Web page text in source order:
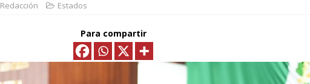
[ abril 15, 2026 ] *FOMTLAX IMPULSA NEGOCIOS DE 362 FAMILIAS CON MÁS DE 9.5 MDP
EN CRÉDITOS*
*PRESIDENTA CLAUDIA SHEINBAUM PRESENTA COMITÉ DE CIENTÍFICOS
Y ESPECIALISTAS QUE ANALIZARÁN LA EXPLOTACIÓN DE GAS NATURAL NO
Redacción Estados
Para compartir